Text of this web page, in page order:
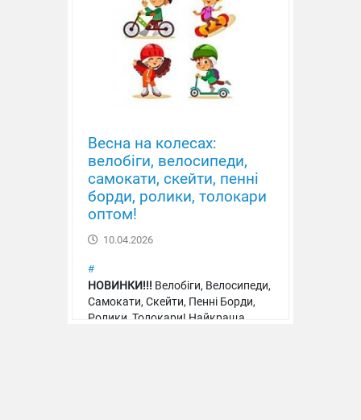
Пупс "Малюк"
Весна на колесах:
велобіги, велосипеди,
самокати, скейти, пенні
борди, ролики, толокари
оптом!
10.04.2026
#
НОВИНКИ!!! Велобіги, Велосипеди,
Самокати, Скейти, Пенні Борди,
Ролики, Толокари! Найкраща